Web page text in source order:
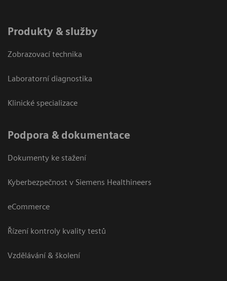
Produkty & služby
Zobrazovací technika
Laboratorní diagnostika
Klinické specializace
Podpora & dokumentace
Dokumenty ke stažení
Kyberbezpečnost v Siemens Healthineers
eCommerce
Řízení kontroly kvality testů
Vzdělávání & školení